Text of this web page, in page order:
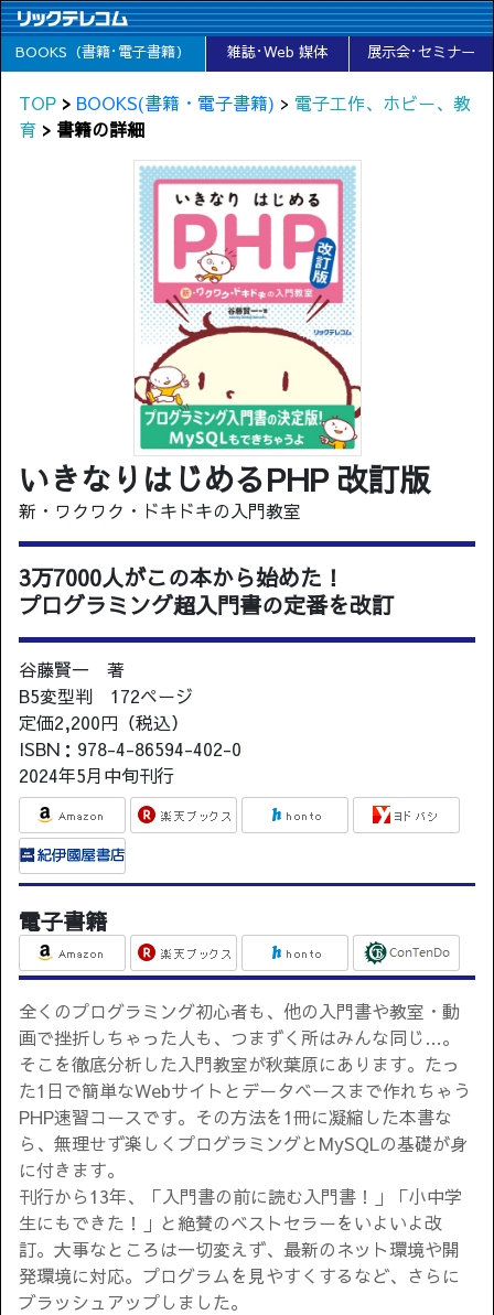
BOOKS（書籍･電子書籍） 雑誌･Web 媒体 展示会･セミナー
TOP > BOOKS(書籍・電子書籍) > 電子工作、ホビー、教
育 > 書籍の詳細
いきなりはじめるPHP 改訂版
新・ワクワク・ドキドキの入門教室
3万7000人がこの本から始めた！
プログラミング超入門書の定番を改訂
谷藤賢一 著
B5変型判 172ページ
定価2,200円（税込）
ISBN：978-4-86594-402-0
2024年5月中旬刊行
電子書籍
全くのプログラミング初心者も、他の入門書や教室・動
画で挫折しちゃった人も、つまずく所はみんな同じ…。
そこを徹底分析した入門教室が秋葉原にあります。たっ
た1日で簡単なWebサイトとデータベースまで作れちゃう
PHP速習コースです。その方法を1冊に凝縮した本書な
ら、無理せず楽しくプログラミングとMySQLの基礎が身
に付きます。
刊行から13年、「入門書の前に読む入門書！」「小中学
生にもできた！」と絶賛のベストセラーをいよいよ改
訂。大事なところは一切変えず、最新のネット環境や開
発環境に対応。プログラムを見やすくするなど、さらに
ブラッシュアップしました。